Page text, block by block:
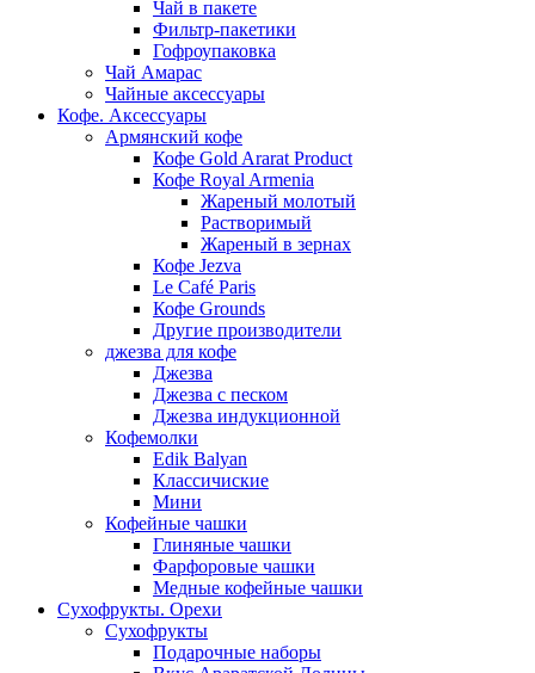
Чай в пакете
Фильтр-пакетики
Гофроупаковка
Чай Амарас
Чайные аксессуары
Кофе. Аксессуары
Армянский кофе
Кофе Gold Ararat Product
Кофе Royal Armenia
Жареный молотый
Растворимый
Жареный в зернах
Кофе Jezva
Le Café Paris
Кофе Grounds
Другие производители
джезва для кофе
Джезва
Джезва с песком
Джезва индукционной
Кофемолки
Edik Balyan
Классичиские
Мини
Кофейные чашки
Глиняные чашки
Фарфоровые чашки
Медные кофейные чашки
Сухофрукты. Орехи
Сухофрукты
Подарочные наборы